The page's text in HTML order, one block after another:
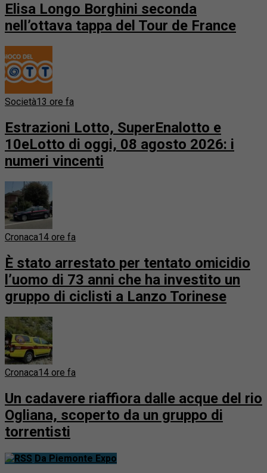
Elisa Longo Borghini seconda
nell’ottava tappa del Tour de France
Società13 ore fa
Estrazioni Lotto, SuperEnalotto e
10eLotto di oggi, 08 agosto 2026: i
numeri vincenti
Cronaca14 ore fa
È stato arrestato per tentato omicidio
l’uomo di 73 anni che ha investito un
gruppo di ciclisti a Lanzo Torinese
Cronaca14 ore fa
Un cadavere riaffiora dalle acque del rio
Ogliana, scoperto da un gruppo di
torrentisti
Da Piemonte Expo